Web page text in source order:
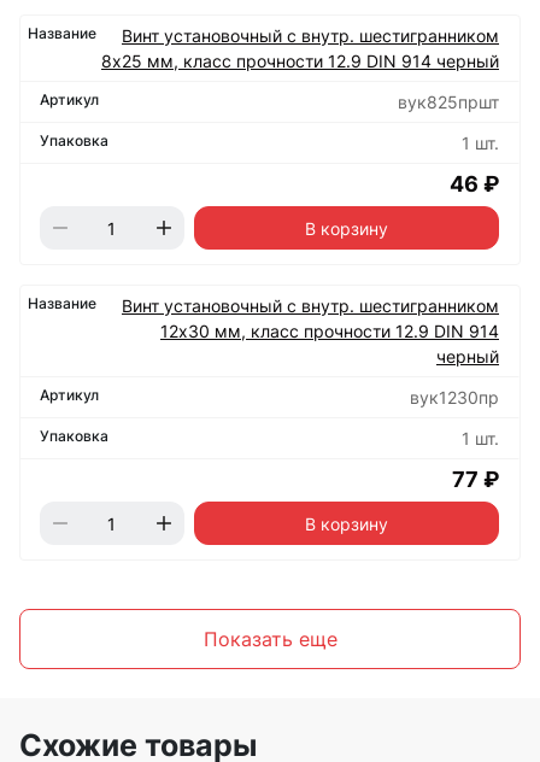
Винт установочный с внутр. шестигранником
8х25 мм, класс прочности 12.9 DIN 914 черный
вук825пршт
1 шт.
46 ₽
В корзину
Винт установочный с внутр. шестигранником
12х30 мм, класс прочности 12.9 DIN 914
черный
вук1230пр
1 шт.
77 ₽
В корзину
Показать еще
Схожие товары